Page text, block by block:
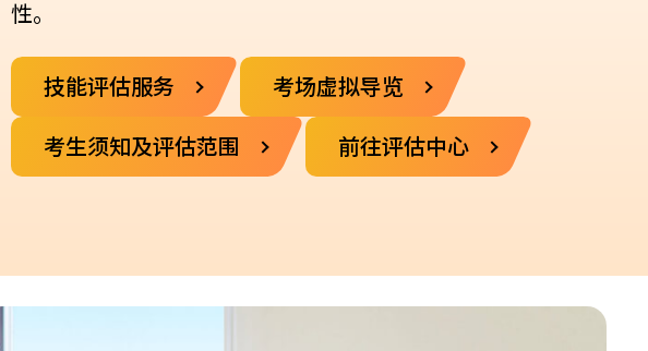
性。
技能评估服务 考场虚拟导览
考生须知及评估范围 前往评估中心